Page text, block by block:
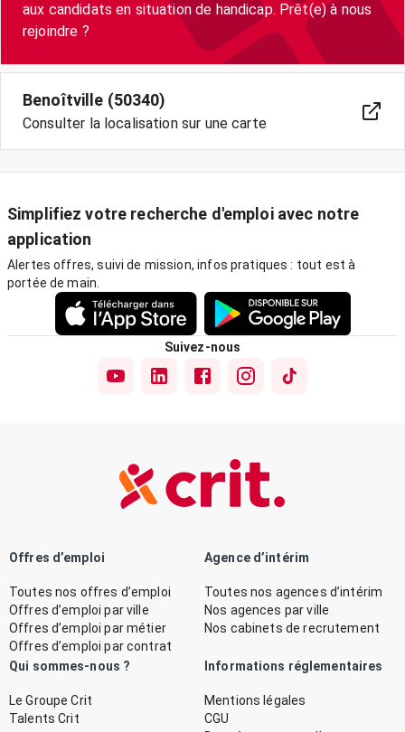
aux candidats en situation de handicap. Prêt(e) à nous
Benoîtville (50340)
Consulter la localisation sur une carte
Simplifiez votre recherche d'emploi avec notre
application
Alertes offres, suivi de mission, infos pratiques : tout est à
portée de main.
Suivez-nous
Offres d’emploi
Toutes nos offres d’emploi
Offres d’emploi par ville
Offres d’emploi par métier
Offres d’emploi par contrat
Agence d’intérim
Toutes nos agences d’intérim
Nos agences par ville
Nos cabinets de recrutement
Qui sommes-nous ?
Le Groupe Crit
Talents Crit
Informations réglementaires
Mentions légales
CGU